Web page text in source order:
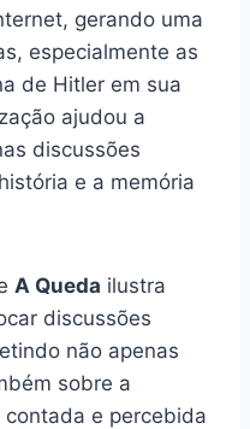
gerando uma
especialmente as
de Hitler em sua
ajudou a
discussões
e a memória
A Queda ilustra
discussões
não apenas
sobre a
e percebida